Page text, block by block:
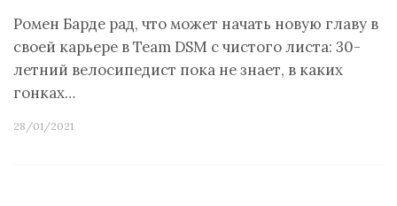
Ромен Барде рад, что может начать новую главу в
своей карьере в Team DSM с чистого листа: 30-
летний велосипедист пока не знает, в каких
гонках…
28/01/2021